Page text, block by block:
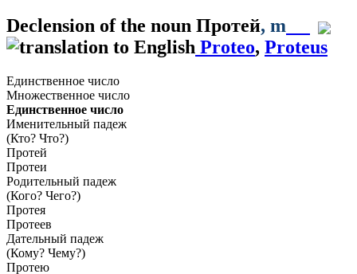
Declension of the noun Протей, m
Proteo, Proteus
Единственное число
Множественное число
Единственное число
Именительный падеж
(Кто? Что?)
Протей
Протеи
Родительный падеж
(Кого? Чего?)
Протея
Протеев
Дательный падеж
(Кому? Чему?)
Протею